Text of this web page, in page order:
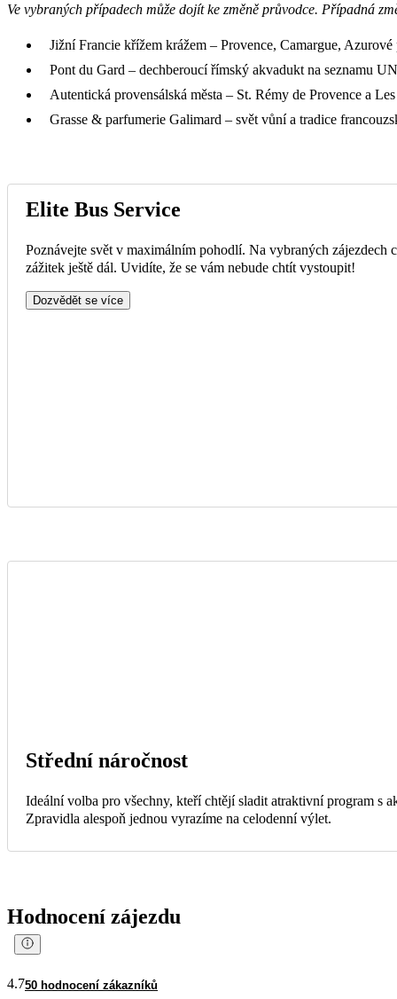
Ve vybraných případech může dojít ke změně průvodce. Případná
Jižní Francie křížem krážem – Provence, Camargue,
Pont du Gard – dechberoucí římský akvadukt na seznamu
Autentická provensálská města – St. Rémy de Provence a
Grasse & parfumerie Galimard – svět vůní a tradice
Elite Bus Service
Poznávejte svět v maximálním pohodlí. Na vybraných zájezdech
zážitek ještě dál. Uvidíte, že se vám nebude chtít vystoupit!
Dozvědět se více
Střední náročnost
Ideální volba pro všechny, kteří chtějí sladit atraktivní program s
Zpravidla alespoň jednou vyrazíme na celodenní výlet.
Hodnocení zájezdu
4.750 hodnocení zákazníků